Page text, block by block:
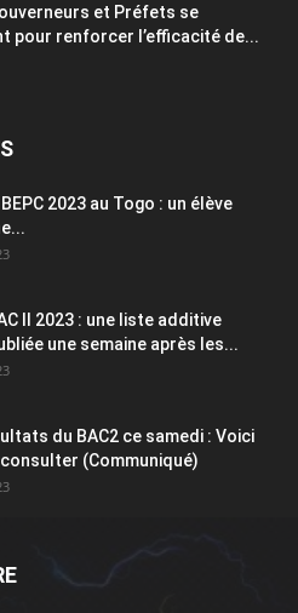
et Préfets se
pour renforcer l’efficacité de...
2023 au Togo : un élève
II 2023 : une liste additive
une semaine après les...
du BAC2 ce samedi : Voici
(Communiqué)